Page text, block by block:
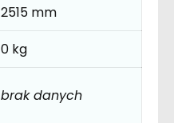
2515 mm
0 kg
brak danych